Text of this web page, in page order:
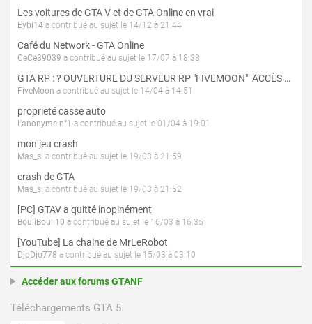
Les voitures de GTA V et de GTA Online en vrai
Eybi14 a contribué au sujet le 14/12 à 21:44
Café du Network - GTA Online
CeCe39039 a contribué au sujet le 17/07 à 18:38
GTA RP : ? OUVERTURE DU SERVEUR RP "FIVEMOON"  ACCÈS LIBRE ?
FiveMoon a contribué au sujet le 14/04 à 14:51
proprieté casse auto
L'anonyme n°1 a contribué au sujet le 01/04 à 19:01
mon jeu crash
Mas_si a contribué au sujet le 19/03 à 21:59
crash de GTA
Mas_si a contribué au sujet le 19/03 à 21:52
[PC] GTAV a quitté inopinément
BouliBouli10 a contribué au sujet le 16/03 à 16:35
[YouTube] La chaine de MrLeRobot
DjoDjo778 a contribué au sujet le 15/03 à 03:10
Accéder aux forums GTANF
Téléchargements GTA 5